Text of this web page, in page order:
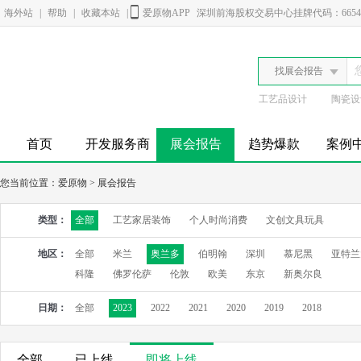
海外站 帮助 收藏本站 爱原物APP 深圳前海股权交易中心挂牌代码：
找展会报告
工艺品设计 陶瓷
首页 开发服务商 展会报告 趋势爆款 案例
您当前位置： 爱原物 > 展会报告
类型： 全部 工艺家居装饰 个人时尚消费 文创文具玩具
地区： 全部 米兰 奥兰多 伯明翰 深圳 慕尼黑
亚特
科隆
佛罗伦萨 伦敦 欧美 东京 新奥尔良
日期： 全部 2023 2022 2021 2020 2019 2018